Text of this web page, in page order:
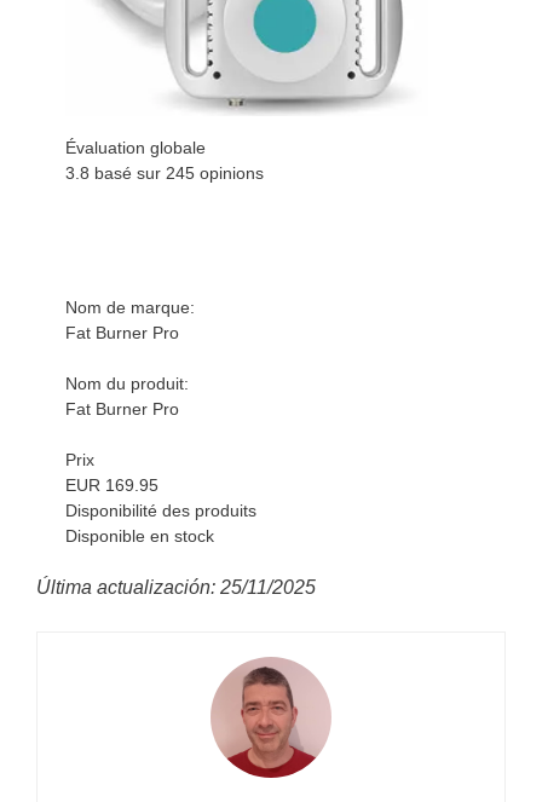
Évaluation globale
3.8 basé sur245 opinions
Nom de marque:
Fat Burner Pro
Nom du produit:
Fat Burner Pro
Prix
EUR 169.95
Disponibilité des produits
Disponible en stock
Última actualización: 25/11/2025